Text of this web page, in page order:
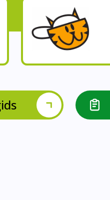
Op onze
Op onze school
Op onze school